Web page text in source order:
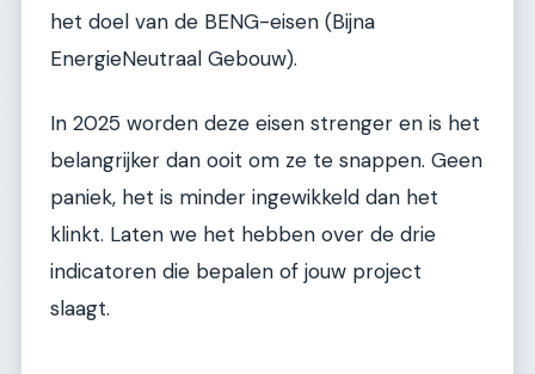
het doel van de BENG-eisen (Bijna
EnergieNeutraal Gebouw).
In 2025 worden deze eisen strenger en is het
belangrijker dan ooit om ze te snappen. Geen
paniek, het is minder ingewikkeld dan het
klinkt. Laten we het hebben over de drie
indicatoren die bepalen of jouw project
slaagt.